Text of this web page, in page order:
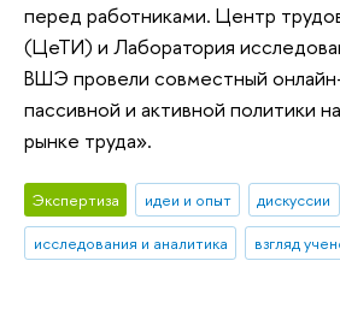
перед работниками. Центр
(ЦеТИ) и Лаборатория
ВШЭ провели совместный
пассивной и активной политики
рынке труда».
Экспертиза идеи и опыт
дискуссии
исследования и аналитика
взгляд